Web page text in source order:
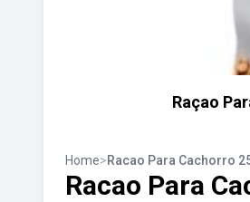
Raçao
Home>Racao Para Cachorro
Racao Para